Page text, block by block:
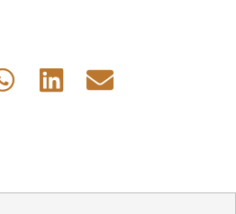
Share
Share
Share